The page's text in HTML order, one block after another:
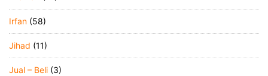
Irfan (58)
Jihad (11)
Jual – Beli (3)